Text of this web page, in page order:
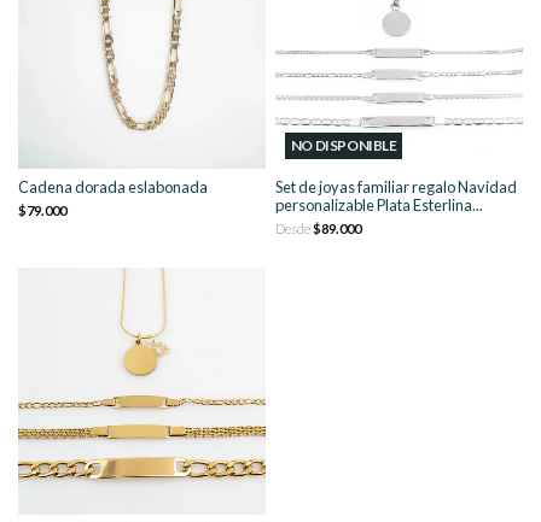
Cadena dorada eslabonada
$79.000
NO DISPONIBLE
Set de joyas familiar regalo Navidad
personalizable Plata Esterlina...
Desde$89.000